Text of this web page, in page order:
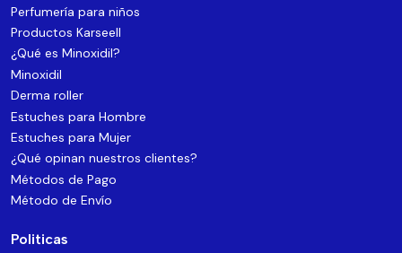
Perfumería para niños
Productos Karseell
¿Qué es Minoxidil?
Minoxidil
Derma roller
Estuches para Hombre
Estuches para Mujer
¿Qué opinan nuestros clientes?
Métodos de Pago
Método de Envío
Politicas